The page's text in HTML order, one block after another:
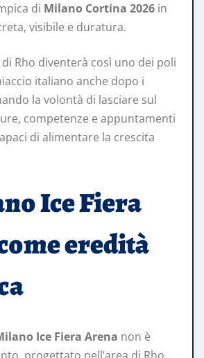
di Milano Cortina 2026 in
visibile e duratura.
Rho diventerà così uno dei poli
italiano anche dopo i
la volontà di lasciare sul
competenze e appuntamenti
di alimentare la crescita
Ice Fiera
eredità
Ice Fiera Arena non è